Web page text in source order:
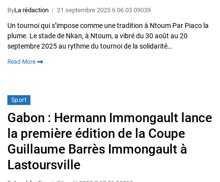
ByLa rédaction 21 septembre 2025 6 06 03 09039
Un tournoi qui s’impose comme une tradition à Ntoum Par Piaco la
plume. Le stade de Nkan, à Ntoum, a vibré du 30 août au 20
septembre 2025 au rythme du tournoi de la solidarité…
Read More
Sport
Gabon : Hermann Immongault lance
la première édition de la Coupe
Guillaume Barrès Immongault à
Lastoursville